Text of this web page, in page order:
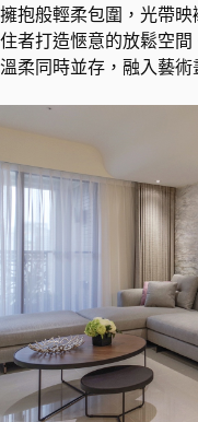
擁抱般輕柔包圍，光帶
住者打造愜意的放鬆空
溫柔同時並存，融入藝術